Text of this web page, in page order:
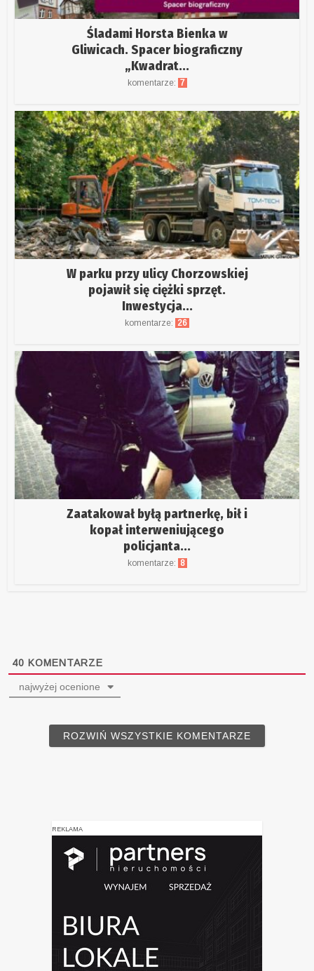
Śladami Horsta Bienka w
Gliwicach. Spacer biograficzny
„Kwadrat...
komentarze: 7
W parku przy ulicy Chorzowskiej
pojawił się ciężki sprzęt.
Inwestycja...
komentarze: 26
Zaatakował byłą partnerkę, bił i
kopał interweniującego
policjanta...
komentarze: 8
40 KOMENTARZE
najwyżej ocenione
ROZWIŃ WSZYSTKIE KOMENTARZE
REKLAMA